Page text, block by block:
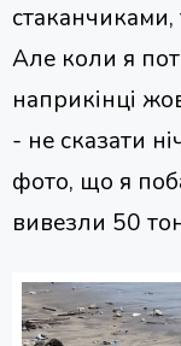
Але коли я
наприкінці
- не сказати
фото, що я
вивезли 50